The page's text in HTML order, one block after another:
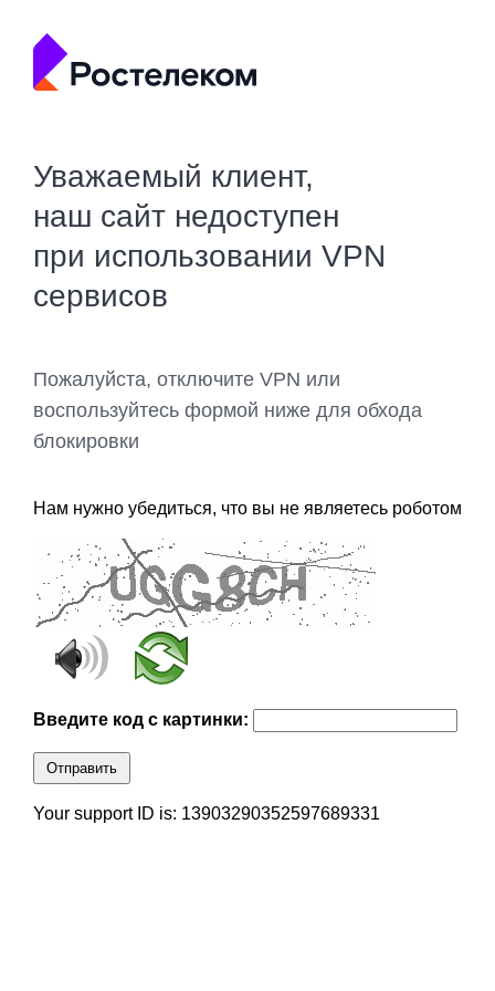
Уважаемый клиент,
наш сайт недоступен
при использовании VPN
сервисов
Пожалуйста, отключите VPN или
воспользуйтесь формой ниже для обхода
блокировки
Нам нужно убедиться, что вы не являетесь роботом
Введите код с картинки:
Отправить
Your support ID is: 13903290352597689331